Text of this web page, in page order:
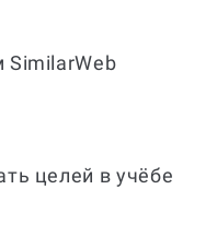
SimilarWeb
целей в учёбе